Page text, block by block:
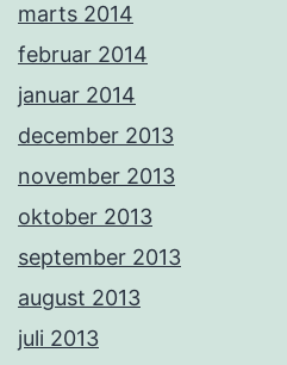
marts 2014
februar 2014
januar 2014
december 2013
november 2013
oktober 2013
september 2013
august 2013
juli 2013